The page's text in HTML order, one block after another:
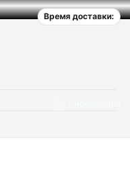
Время доставки: